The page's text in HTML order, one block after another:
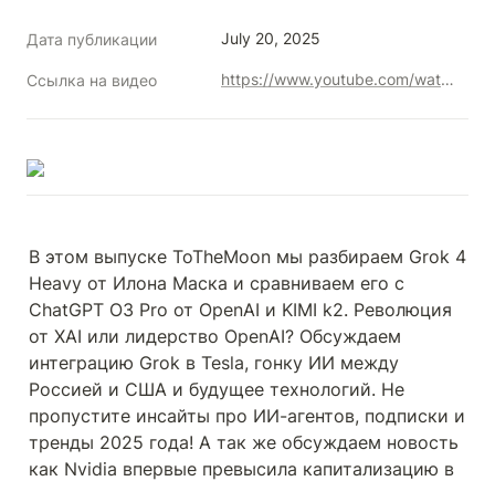
Дата публикации July 20, 2025
Ссылка на видео https://www.youtube.com/watch?v=xgfqRg0QW9k
В этом выпуске ToTheMoon мы разбираем Grok 4
Heavy от Илона Маска и сравниваем его с
ChatGPT O3 Pro от OpenAI и KIMI k2. Революция
от XAI или лидерство OpenAI? Обсуждаем
интеграцию Grok в Tesla, гонку ИИ между
Россией и США и будущее технологий. Не
пропустите инсайты про ИИ-агентов, подписки и
тренды 2025 года! А так же обсуждаем новость
как Nvidia впервые превысила капитализацию в